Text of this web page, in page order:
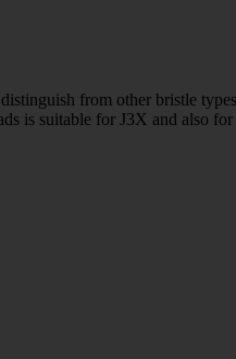
from other bristle
is suitable for J3X and also